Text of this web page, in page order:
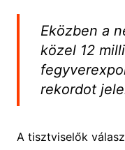
Eközben a
közel 12
rekordot
A tisztviselők